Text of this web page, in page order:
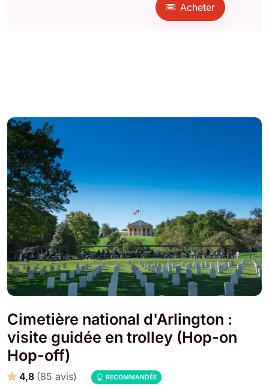
Acheter
Cimetière national d'Arlington :
visite guidée en trolley (Hop-on
Hop-off)
4,8 (85 avis) RECOMMANDÉE